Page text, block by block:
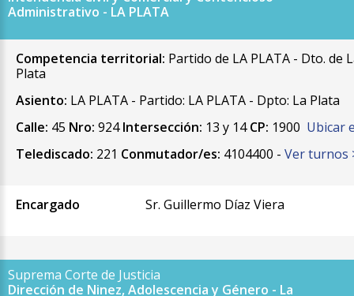
Administrativo - LA PLATA
Competencia territorial: Partido de LA PLATA - Dto. de
Plata
Asiento: LA PLATA - Partido: LA PLATA - Dpto: La Plata
Calle: 45 Nro: 924Intersección: 13 y 14CP: 1900 Ubicar
Telediscado: 221 Conmutador/es: 4104400 - Ver turnos
Encargado Sr. Guillermo Díaz Viera
Suprema Corte de Justicia
Dirección de Ninez, Adolescencia y Género - La